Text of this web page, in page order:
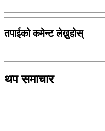
तपाईको कमेन्ट लेख्नुहोस्
थप समाचार